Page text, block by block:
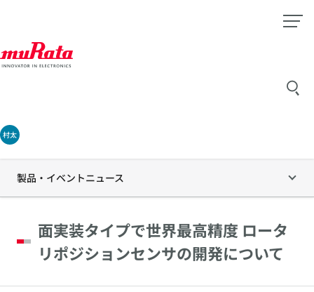
村太
製品・イベントニュース
面実装タイプで世界最高精度 ロータ
リポジションセンサの開発について